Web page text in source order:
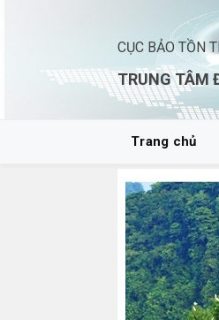
CỤC BẢO TỒN
TRUNG TÂM
Trang chủ